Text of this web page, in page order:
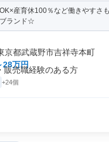
産育休100％など働きやすさ
ランド☆
京都武蔵野市吉祥寺本町
28万円
販売職経験のある方
+24個